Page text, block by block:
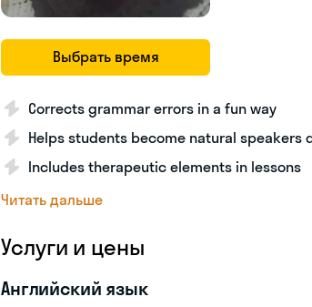
Выбрать время
Corrects grammar errors in a fun way
Helps students become natural speakers
Includes therapeutic elements in lessons
Читать дальше
Услуги и цены
Английский язык